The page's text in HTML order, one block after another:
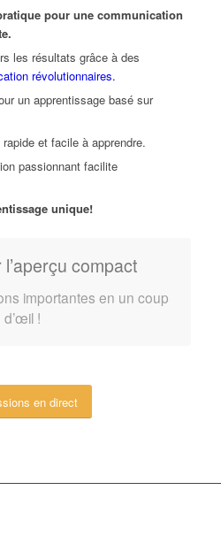
pour une communication
les résultats grâce à des
révolutionnaires.
un apprentissage basé sur
et facile à apprendre.
passionnant facilite
unique!
compact
importantes en un coup
d’œil !
en direct